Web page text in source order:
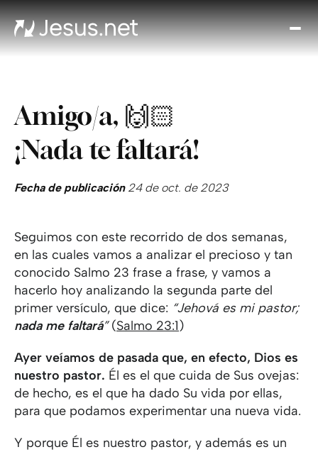
Amigo/a, 🙌🏻
¡Nada te faltará!
Fecha de publicación24 de oct. de 2023
Seguimos con este recorrido de dos semanas,
en las cuales vamos a analizar el precioso y tan
conocido Salmo 23 frase a frase, y vamos a
hacerlo hoy analizando la segunda parte del
primer versículo, que dice: “Jehová es mi pastor;
nada me faltará”(Salmo 23:1)
Ayer veíamos de pasada que, en efecto, Dios es
nuestro pastor. Él es el que cuida de Sus ovejas:
de hecho, es el que ha dado Su vida por ellas,
para que podamos experimentar una nueva vida.
Y porque Él es nuestro pastor, y además es un